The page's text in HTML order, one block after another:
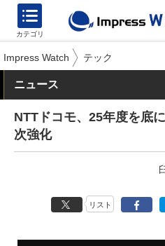
カテゴリ
Impress Watch テック
ニュース
NTTドコモ、25年度を底
次強化
リスト